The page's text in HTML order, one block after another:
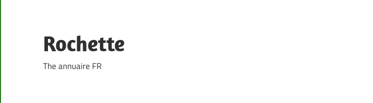
content
Rochette
The annuaire FR